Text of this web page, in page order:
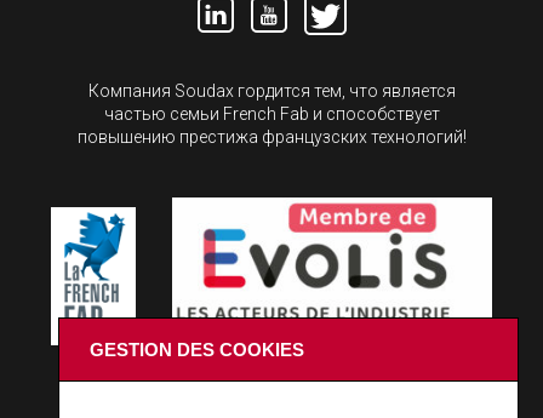
Компания Soudax гордится тем, что является
частью семьи French Fab и способствует
повышению престижа французских технологий!
GESTION DES COOKIES